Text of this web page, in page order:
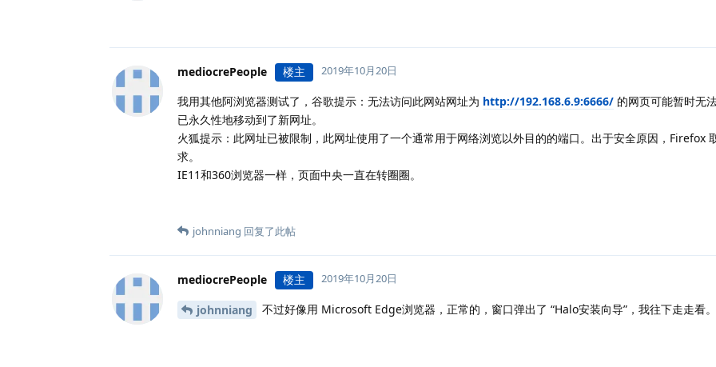
mediocrePeople 楼主 2019年10月20日
我用其他阿浏览器测试了，谷歌提示：无法访问此网站网址为 http://192.168.6.9:6666/ 的网页可能暂时无
已永久性地移动到了新网址。
火狐提示：此网址已被限制，此网址使用了一个通常用于网络浏览以外目的的端口。出于安全原因，Firefox
求。
IE11和360浏览器一样，页面中央一直在转圈圈。
johnniang 回复了此帖
mediocrePeople 楼主 2019年10月20日
johnniang 不过好像用 Microsoft Edge浏览器，正常的，窗口弹出了 “Halo安装向导”，我往下走走看。